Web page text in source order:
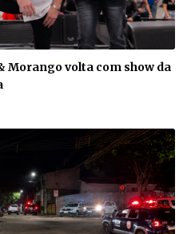
Morango volta com show da